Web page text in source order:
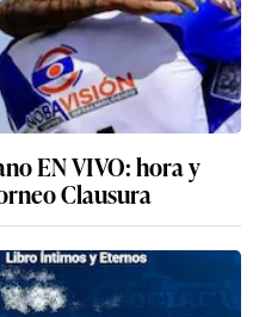
EN VIVO: hora y
Clausura